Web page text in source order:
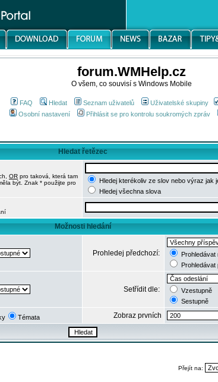
forum.WMHelp.cz
O všem, co souvisí s Windows Mobile
FAQ Hledat Seznam uživatelů Uživatelské skupiny
Osobní nastavení
Přihlásit se pro kontrolu soukromých zpráv
Hledat řetězec
OR pro taková, která tam
být. Znak * použijte pro
Hledej kterékoliv ze slov nebo výraz jak
Hledej všechna slova
Možnosti hledání
Prohledej předchozí:
Setřídit dle:
Vzestupně
Sestupně
Témata Zobraz prvních
Přejít na: